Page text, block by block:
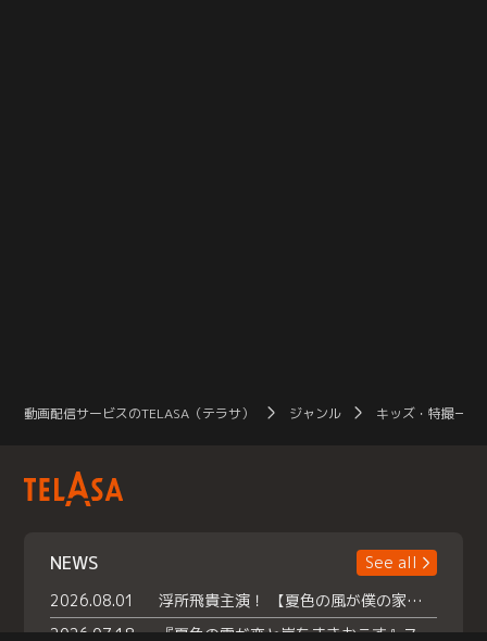
動画配信サービスのTELASA（テラサ） ジャンル キッズ・特撮一覧
NEWS
See all
2026.08.01
浮所飛貴主演！ 【夏色の風が僕の家にやってきた】 本日よりテラサで独占配信スタート！
2026.07.18
『夏色の雲が恋と嵐をまきおこす』スペシャルメイキング 【Part1】2026年７月18日（土）23時30分～配信スタート！話題のシーンの裏側を大公開！豪華キャスト大集合！ 『武宮家 真夏の家族会議』開催！